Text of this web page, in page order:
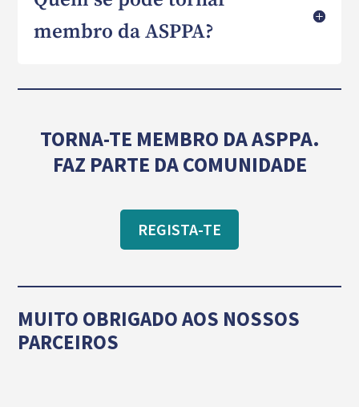
membro da ASPPA?
TORNA-TE MEMBRO DA ASPPA.
FAZ PARTE DA COMUNIDADE
REGISTA-TE
MUITO OBRIGADO AOS NOSSOS
PARCEIROS